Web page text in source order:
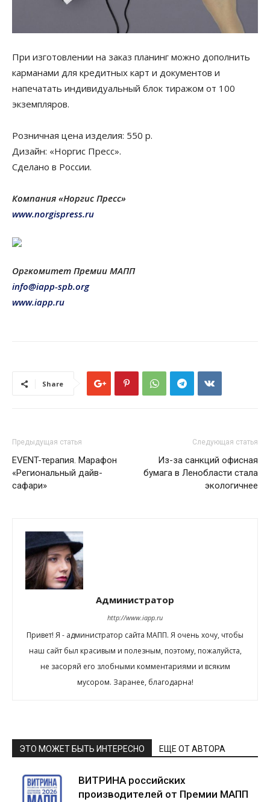
При изготовлении на заказ планинг можно дополнить
карманами для кредитных карт и документов и
напечатать индивидуальный блок тиражом от 100
экземпляров.
Розничная цена изделия: 550 р.
Дизайн: «Норгис Пресс».
Сделано в России.
Компания «Норгис Пресс»
www.norgispress.ru
Оргкомитет Премии МАПП
info@iapp-spb.org
www.iapp.ru
Share
Предыдущая статья
EVENT-терапия. Марафон
«Региональный дайв-
сафари»
Следующая статья
Из-за санкций офисная
бумага в Ленобласти стала
экологичнее
Администратор
http://www.iapp.ru
Привет! Я - администратор сайта МАПП. Я очень хочу, чтобы
наш сайт был красивым и полезным, поэтому, пожалуйста,
не засоряй его злобными комментариями и всяким
мусором. Заранее, благодарна!
ЭТО МОЖЕТ БЫТЬ ИНТЕРЕСНО ЕЩЕ ОТ АВТОРА
ВИТРИНА российских
производителей от Премии МАПП